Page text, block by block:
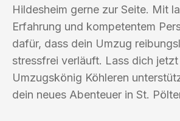
Hildesheim gerne zur Seite. Mit
Erfahrung und kompetentem
dafür, dass dein Umzug
stressfrei verläuft. Lass dich
Umzugskönig Köhleren
dein neues Abenteuer in St.